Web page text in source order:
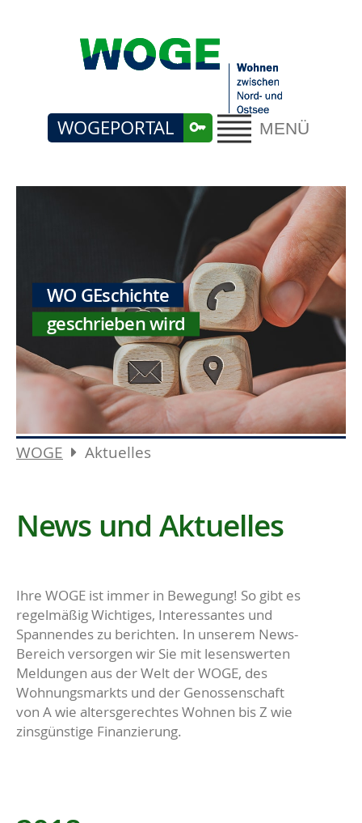
MENÜ
WOGEPORTAL
WO GEschichte
geschrieben wird
WOGE Aktuelles
News und Aktuelles
Ihre WOGE ist immer in Bewegung! So gibt es
regelmäßig Wichtiges, Interessantes und
Spannendes zu berichten. In unserem News-
Bereich versorgen wir Sie mit lesenswerten
Meldungen aus der Welt der WOGE, des
Wohnungsmarkts und der Genossenschaft
von A wie altersgerechtes Wohnen bis Z wie
zinsgünstige Finanzierung.